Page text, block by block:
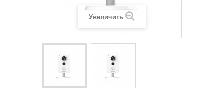
Увеличить